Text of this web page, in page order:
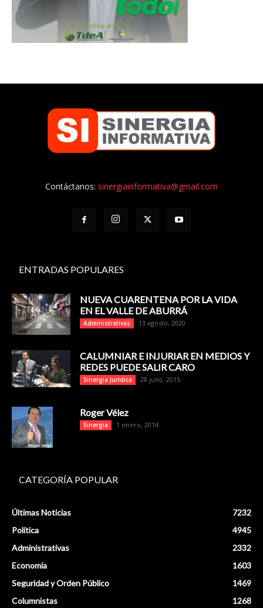
Contáctanos: sinergiainformativa@gmail.com
ENTRADAS POPULARES
NUEVA CUARENTENA POR LA VIDA
EN EL VALLE DE ABURRÁ
Administrativas 13 agosto, 2020
CALUMNIAR E INJURIAR EN MEDIOS Y
REDES PUEDE SALIR CARO
Sinergia Jurídica 28 julio, 2015
Roger Vélez
Sinergia 1 enero, 2014
CATEGORÍA POPULAR
Últimas Noticias
7232
Política
4945
Administrativas
2332
Economía
1603
Seguridad y Orden Público
1469
Columnistas
1268